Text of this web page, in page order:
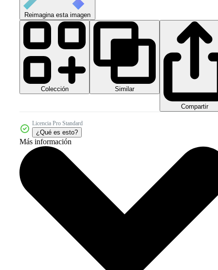
Reimagina esta imagen
Colección Similar
Compartir
Licencia Pro Standard
¿Qué es esto?
Más información